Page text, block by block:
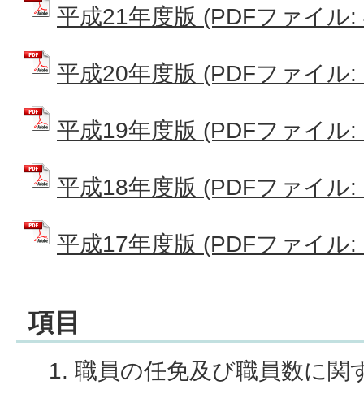
平成21年度版 (PDFファイル:
平成20年度版 (PDFファイル:
平成19年度版 (PDFファイル:
平成18年度版 (PDFファイル:
平成17年度版 (PDFファイル:
項目
職員の任免及び職員数に関